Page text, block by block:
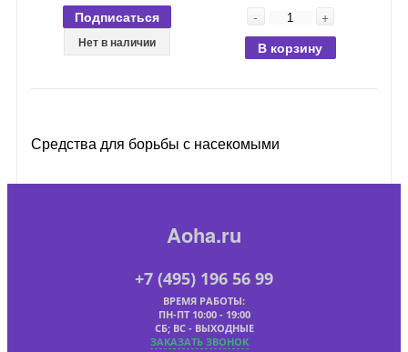
Подписаться
Нет в наличии
-
+
В корзину
Средства для борьбы с насекомыми
Aoha.ru
+7 (495) 196 56 99
ВРЕМЯ РАБОТЫ:
ПН-ПТ 10:00 - 19:00
СБ; ВС - ВЫХОДНЫЕ
ЗАКАЗАТЬ ЗВОНОК